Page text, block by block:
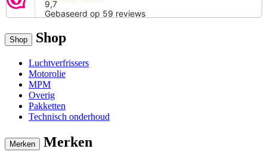
Shop Shop
Luchtverfrissers
Motorolie
MPM
Overig
Pakketten
Technisch onderhoud
Merken Merken